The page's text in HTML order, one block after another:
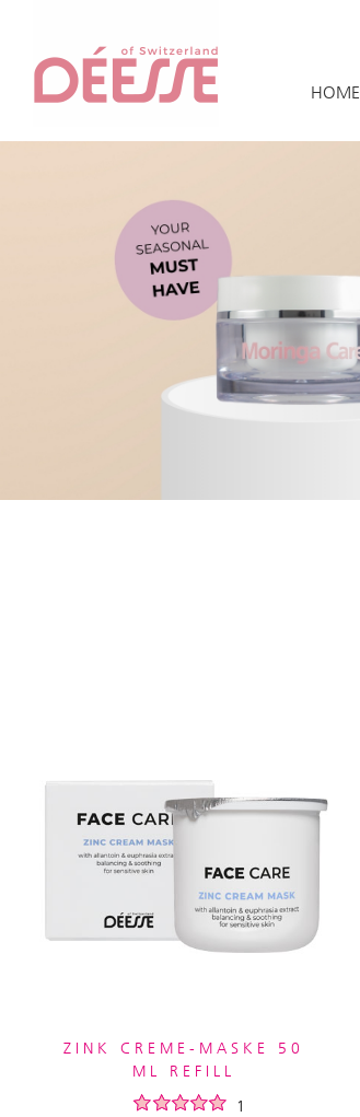
HOME
ZINK CREME-MASKE 50
ML REFILL
1